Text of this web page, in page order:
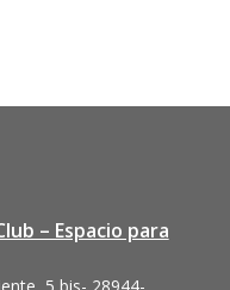
– Espacio para
5 bis- 28944-